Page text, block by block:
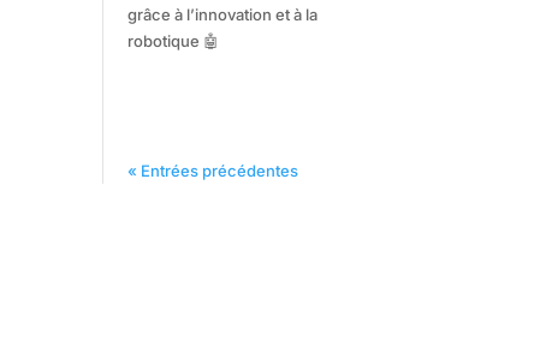
grâce à l’innovation et à la
robotique 🤖
« Entrées précédentes